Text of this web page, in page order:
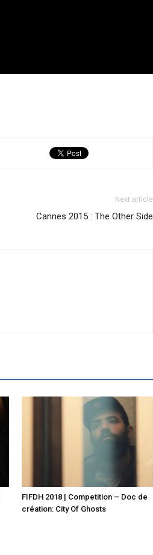
Next article
Cannes 2015 : The Other Side
FIFDH 2018 | Competition – Doc de
création: City Of Ghosts